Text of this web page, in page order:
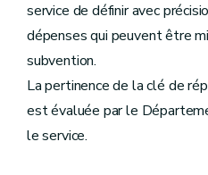
service de définir avec
dépenses qui peuvent être
subvention.
La pertinence de la clé de
est évaluée par le
le service.